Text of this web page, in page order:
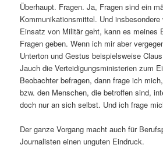
Überhaupt. Fragen. Ja, Fragen sind ein
Kommunikationsmittel. Und
Einsatz von Militär geht, kann es meines
Fragen geben. Wenn ich mir aber
Unterton und Gestus beispielsweise
Jauch die Verteidigungsministerien zum
Beobachter befragen, dann frage ich
bzw. den Menschen, die betroffen sind,
doch nur an sich selbst. Und ich frage
Der ganze Vorgang macht auch für
Journalisten einen unguten Eindruck.